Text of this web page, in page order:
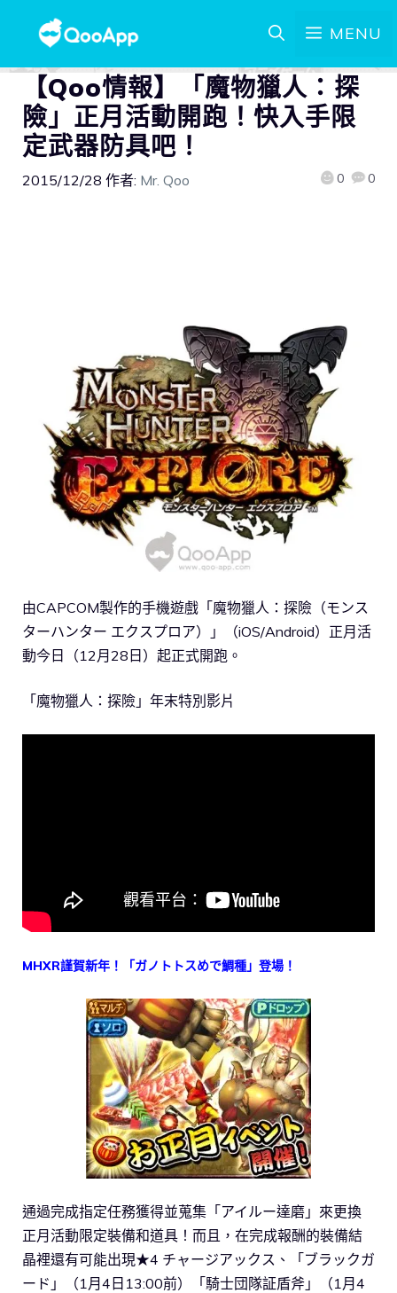
MENU
【Qoo情報】「魔物獵人：探
險」正月活動開跑！快入手限
定武器防具吧！
2015/12/28 作者: Mr. Qoo 0 0
由CAPCOM製作的手機遊戲「魔物獵人：探險（モンス
ターハンター エクスプロア）」（iOS/Android）正月活
動今日（12月28日）起正式開跑。
「魔物獵人：探險」年末特別影片
MHXR謹賀新年！「ガノトトスめで鯛種」登場！
通過完成指定任務獲得並蒐集「アイルー達磨」來更換
正月活動限定裝備和道具！而且，在完成報酬的裝備結
晶裡還有可能出現★4 チャージアックス、「ブラックガ
ード」（1月4日13:00前）「騎士団隊証盾斧」（1月4